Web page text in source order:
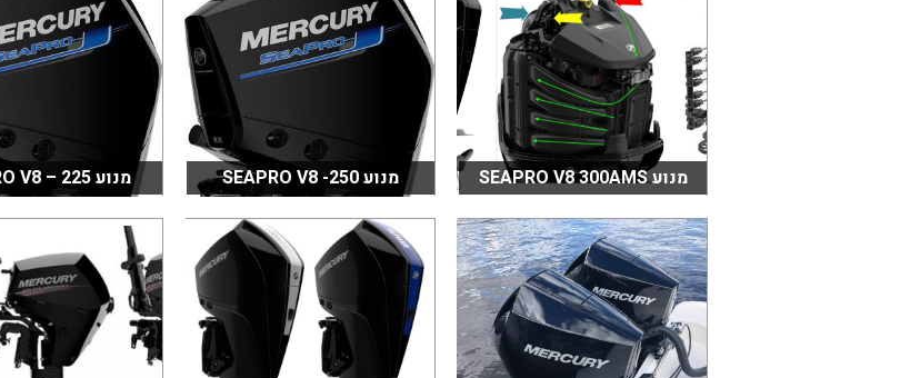
נתניה
מדובאי / לדובאי
בבאר שבע
מנוע SEAPRO V8 300AMS מנוע SEAPRO V8 -250 מנוע SEAPRO V8 – 225